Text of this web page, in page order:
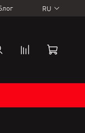
RU